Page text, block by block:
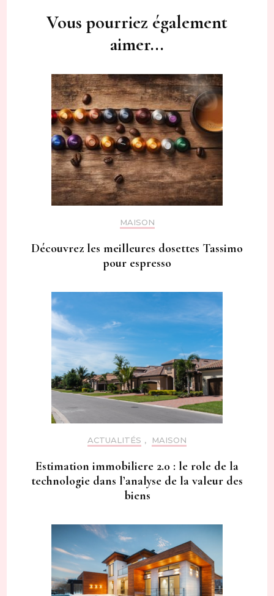
Vous pourriez également
aimer...
MAISON
Découvrez les meilleures dosettes Tassimo
pour espresso
ACTUALITÉS , MAISON
Estimation immobiliere 2.0 : le role de la
technologie dans l’analyse de la valeur des
biens